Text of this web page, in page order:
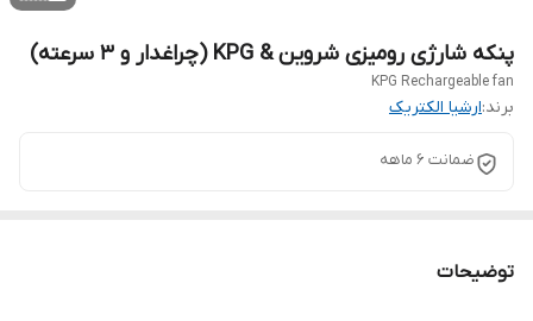
پنکه شارژی رومیزی شروین & KPG (چراغدار و ۳ سرعته)
KPG Rechargeable fan
برند:ارشیا الکتریک
ضمانت ۶ ماهه
توضیحات